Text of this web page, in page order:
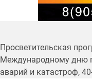
Просветительская
Международному дню
аварий и катастроф,